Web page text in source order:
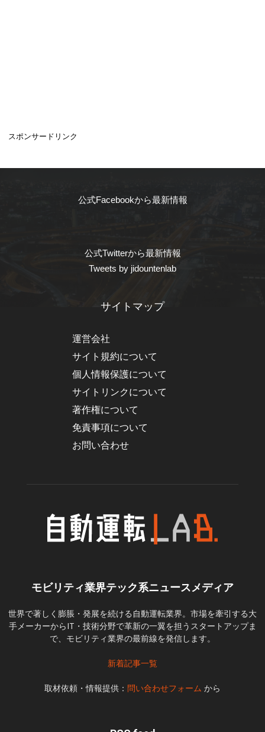
スポンサードリンク
公式Facebookから最新情報
公式Twitterから最新情報
Tweets by jidountenlab
サイトマップ
運営会社
サイト規約について
個人情報保護について
サイトリンクについて
著作権について
免責事項について
お問い合わせ
モビリティ業界テック系ニュースメディア
世界で著しく膨脹・発展を続ける自動運転業界。市場を牽引する大
手メーカーからIT・技術分野で革新の一翼を担うスタートアップま
で、モビリティ業界の最前線を発信します。
新着記事一覧
取材依頼・情報提供： 問い合わせフォーム から